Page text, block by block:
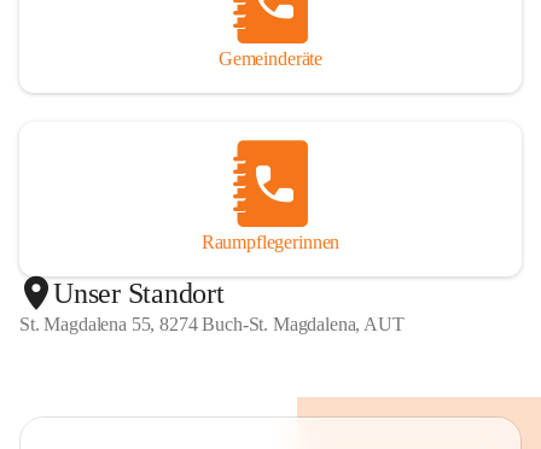
Gemeinderäte
Raumpflegerinnen
Unser Standort
St. Magdalena 55, 8274 Buch-St. Magdalena, AUT